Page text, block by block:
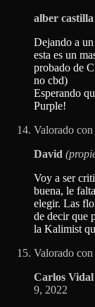
alber castilla
Dejando a
esta es un
probado de
no cbd)
Esperando
Purple!
Valorado con
David
Voy a ser
buena, le
elegir. Las
de decir que
la Kalimist
Valorado con
Carlos
9, 2022